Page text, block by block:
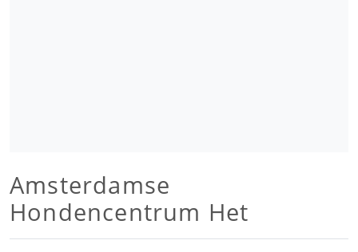
Amsterdamse
Hondencentrum Het